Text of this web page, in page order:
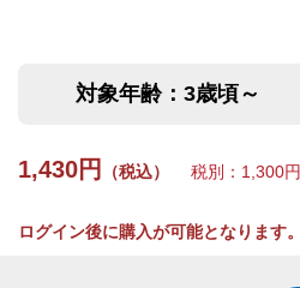
対象年齢：3歳頃～
1,430円 （税込） 税別：1,300円
ログイン後に購入が可能となります。